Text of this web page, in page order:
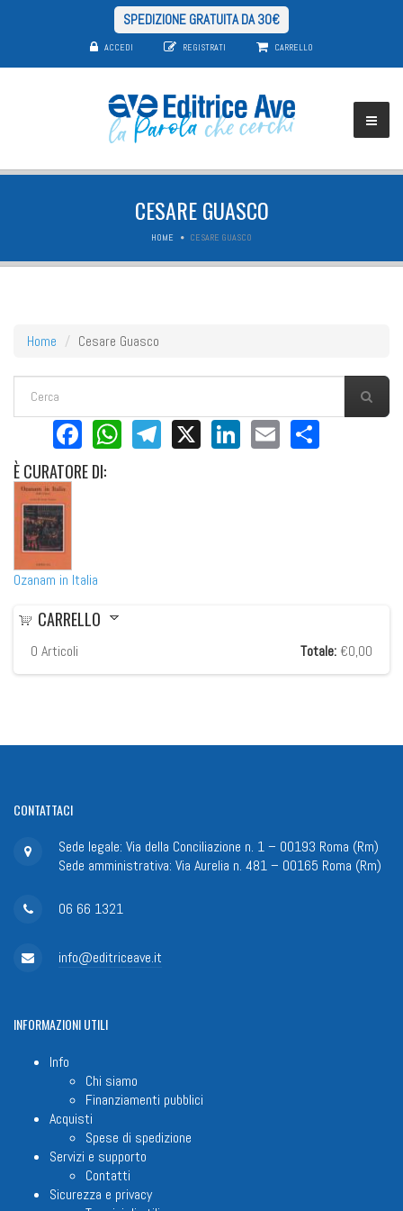
SPEDIZIONE GRATUITA DA 30€
ACCEDI REGISTRATI CARRELLO
CESARE GUASCO
HOME CESARE GUASCO
Home Cesare Guasco
FORM DI RICERCA
Facebook
WhatsApp
Telegram
X LinkedIn
Email
ÈCURATORE DI:
Ozanam in Italia
CARRELLO
0 Articoli Totale: €0,00
CONTATTACI
Sede legale: Via della Conciliazione n. 1 – 00193 Roma (Rm)
Sede amministrativa: Via Aurelia n. 481 – 00165 Roma (Rm)
06 66 1321
info@editriceave.it
INFORMAZIONIUTILI
Info
Chi siamo
Finanziamenti pubblici
Acquisti
Spese di spedizione
Servizi e supporto
Contatti
Sicurezza e privacy